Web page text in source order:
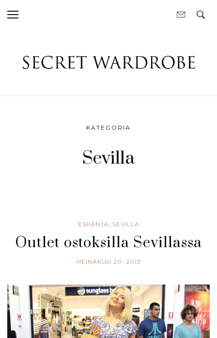
KATEGORIA
Sevilla
ESPANJA SEVILLA
Outlet ostoksilla Sevillassa
HEINÄKUU 20, 2013